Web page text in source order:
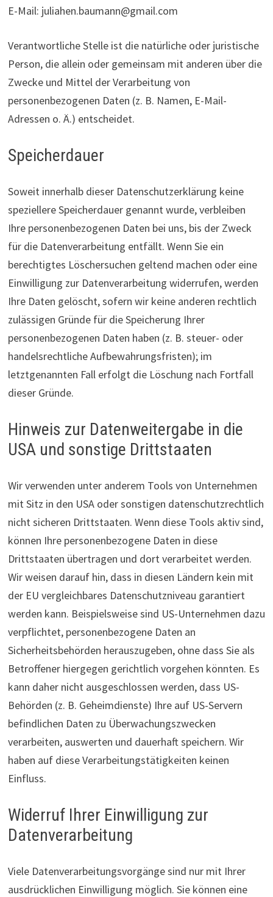
E-Mail: juliahen.baumann@gmail.com
Verantwortliche Stelle ist die natürliche oder juristische
Person, die allein oder gemeinsam mit anderen über die
Zwecke und Mittel der Verarbeitung von
personenbezogenen Daten (z. B. Namen, E-Mail-
Adressen o. Ä.) entscheidet.
Speicherdauer
Soweit innerhalb dieser Datenschutzerklärung keine
speziellere Speicherdauer genannt wurde, verbleiben
Ihre personenbezogenen Daten bei uns, bis der Zweck
für die Datenverarbeitung entfällt. Wenn Sie ein
berechtigtes Löschersuchen geltend machen oder eine
Einwilligung zur Datenverarbeitung widerrufen, werden
Ihre Daten gelöscht, sofern wir keine anderen rechtlich
zulässigen Gründe für die Speicherung Ihrer
personenbezogenen Daten haben (z. B. steuer- oder
handelsrechtliche Aufbewahrungsfristen); im
letztgenannten Fall erfolgt die Löschung nach Fortfall
dieser Gründe.
Hinweis zur Datenweitergabe in die
USA und sonstige Drittstaaten
Wir verwenden unter anderem Tools von Unternehmen
mit Sitz in den USA oder sonstigen datenschutzrechtlich
nicht sicheren Drittstaaten. Wenn diese Tools aktiv sind,
können Ihre personenbezogene Daten in diese
Drittstaaten übertragen und dort verarbeitet werden.
Wir weisen darauf hin, dass in diesen Ländern kein mit
der EU vergleichbares Datenschutzniveau garantiert
werden kann. Beispielsweise sind US-Unternehmen dazu
verpflichtet, personenbezogene Daten an
Sicherheitsbehörden herauszugeben, ohne dass Sie als
Betroffener hiergegen gerichtlich vorgehen könnten. Es
kann daher nicht ausgeschlossen werden, dass US-
Behörden (z. B. Geheimdienste) Ihre auf US-Servern
befindlichen Daten zu Überwachungszwecken
verarbeiten, auswerten und dauerhaft speichern. Wir
haben auf diese Verarbeitungstätigkeiten keinen
Einfluss.
Widerruf Ihrer Einwilligung zur
Datenverarbeitung
Viele Datenverarbeitungsvorgänge sind nur mit Ihrer
ausdrücklichen Einwilligung möglich. Sie können eine